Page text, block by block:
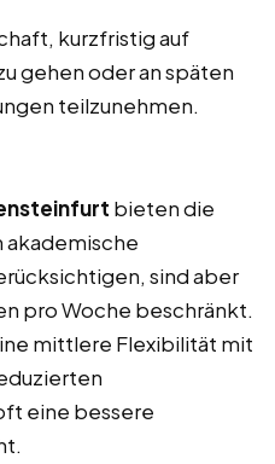
kurzfristig auf
gehen oder an späten
teilzunehmen.
bieten die
akademische
sind aber
pro Woche beschränkt.
mittlere Flexibilität mit
eine bessere